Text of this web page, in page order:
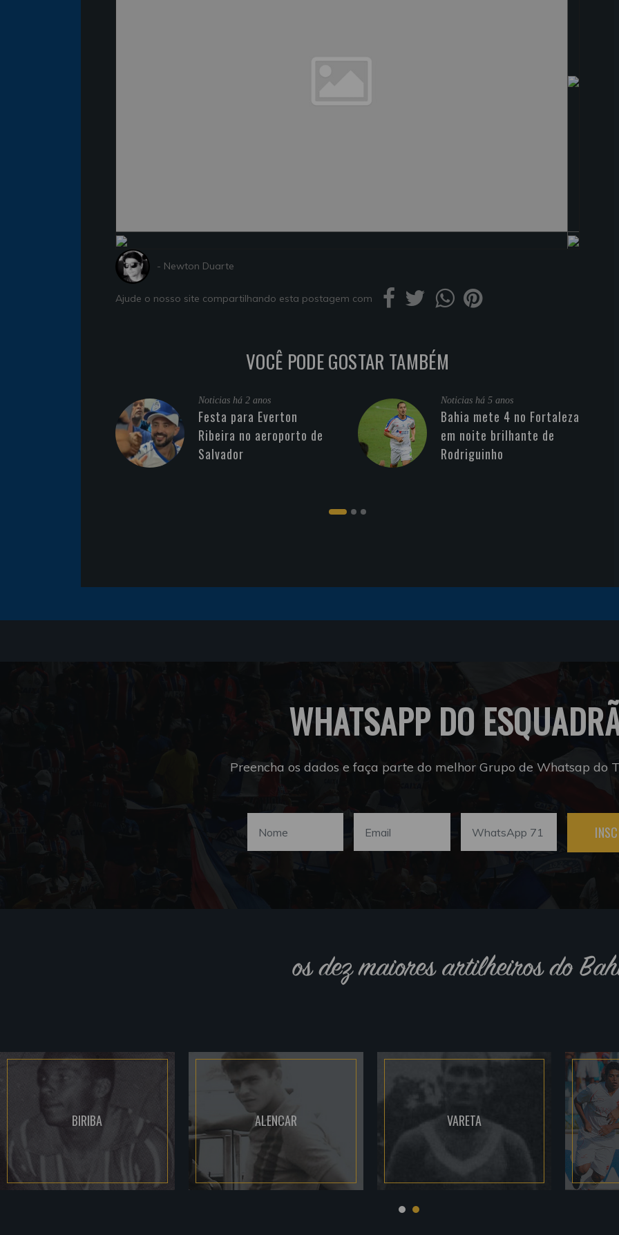
- Newton Duarte
Ajude o nosso site compartilhando esta postagem com
VOCÊ PODE GOSTAR TAMBÉM
Noticias há 2 anos
Festa para Everton
Ribeira no aeroporto de
Salvador
Noticias há 5 anos
Bahia mete 4 no Fortaleza
em noite brilhante de
Rodriguinho
WHATSAPP DO
Preencha os dados e faça parte do melhor Grupo de Whatsap do
os dez maiores artilheiros do
BIRIBA ALENCAR VARETA